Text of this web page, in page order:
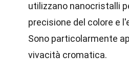
utilizzano nanocristalli
precisione del colore e
Sono particolarmente
vivacità cromatica.